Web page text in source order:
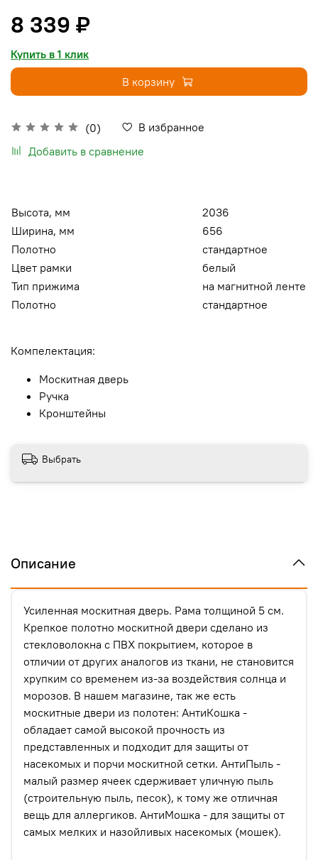
(0)
В избранное
Добавить в сравнение
8 339 ₽
Купить в 1 клик
В корзину
Высота, мм
2036
Ширина, мм
656
Полотно
стандартное
Цвет рамки
белый
Тип прижима
на магнитной ленте
Полотно
стандартное
Компелектация:
Москитная дверь
Ручка
Кронштейны
Выбрать
Описание
Усиленная москитная дверь. Рама толщиной 5 см.
Крепкое полотно москитной двери сделано из
стекловолокна с ПВХ покрытием, которое в
отличии от других аналогов из ткани, не становится
хрупким со временем из-за воздействия солнца и
морозов. В нашем магазине, так же есть
москитные двери из полотен: АнтиКошка -
обладает самой высокой прочность из
представленных и подходит для защиты от
насекомых и порчи москитной сетки. АнтиПыль -
малый размер ячеек сдерживает уличную пыль
(строительную пыль, песок), к тому же отличная
вещь для аллергиков. АнтиМошка - для защиты от
самых мелких и назойливых насекомых (мошек).